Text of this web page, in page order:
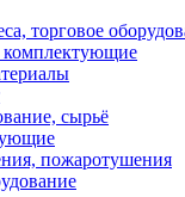
торговое
сырьё
пожаротушения